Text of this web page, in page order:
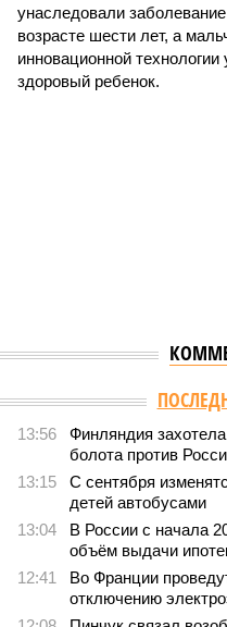
унаследовали
возрасте шести лет, а
инновационной технологии
здоровый ребенок.
Версия //Конфликт // В
«Сказочного леса» пайщики ЖК
компании Capital Group начала
В нескольких станциях
леса» пайщики ЖК
компании Capital Group
«Станция